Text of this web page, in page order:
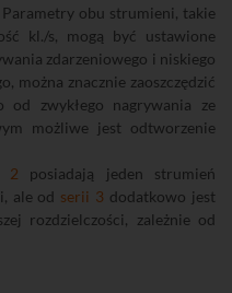
obu strumieni, takie
kl./s, mogą być ustawione
zdarzeniowego i niskiego
można znacznie zaoszczędzić
zwykłego nagrywania ze
możliwe jest odtworzenie
2 posiadają jeden strumień
ale od serii 3 dodatkowo jest
rozdzielczości, zależnie od